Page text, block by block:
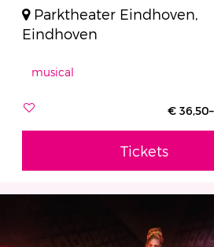
Parktheater Eindhoven,
Eindhoven
musical
€
Tickets